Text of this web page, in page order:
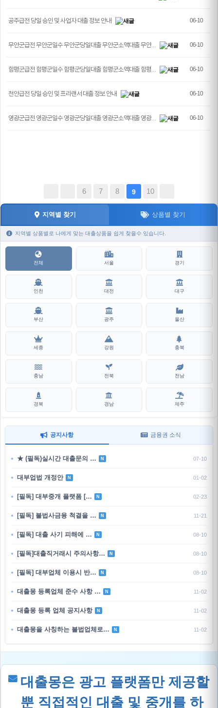
공주급전 당일 승인 및 사업자 대출 정보 안내 06-10
무안군급전 무안군일수 무안군당일대출 무안군소액대출 무안… 06-10
함평군급전 함평군일수 함평군당일대출 함평군소액대출 함평… 06-10
천안급전 당일 승인 및 프리랜서 대출 정보 안내 06-10
영광군급전 영광군일수 영광군당일대출 영광군소액대출 영광… 06-10
6 7 8 9 10
지역별 찾기 상품별 찾기
지역별 상품별로 나에게 맞는 대출상품을 쉽게 찾을수 있습니다.
전체 서울 경기
인천 대전 대구
부산 광주 울산
세종 강원 충북
충남 전북 전남
경북 경남 제주
공지사항 금융권 소식
★ (필독)실시간 대출문의 … N 07-10
대부업법 개정안 N 01-02
[필독] 대부중개 플랫폼 [… N 02-23
[필독] 불법사금융 척결을 … N 11-21
[필독] 대출 사기 피해에 … N 08-10
[필독]대출직거래시 주의사항… N 08-10
[필독] 대부업체 이용시 반… N 08-10
대출몽 등록업체 준수 사항 … N 11-02
대출몽 등록 업체 공지사항 N 11-02
대출몽을 사칭하는 불법업체로… N 11-02
대출몽은 광고 플랫폼만 제공할
뿐 직접적인 대출 및 중개를 하